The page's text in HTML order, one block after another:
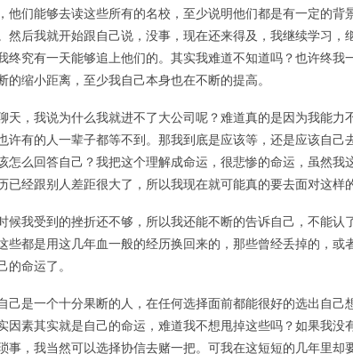
他们能够去读这些所有的名校，至少说明他们都是有一定的
然后我就开始跟自己说，没事，现在还来得及，我继续学习
终究有一天能够追上他们的。其实我难道不知道吗？也许终
的缩小距离，至少我自己本身也在不断的提高。
天，我说为什么我就进不了大公司呢？难道真的是因为我能
许有的人一辈子都等不到。那我到底是应该等，还是应该自己
怎么回答自己？我把这个理解成命运，很悲惨的命运，虽然
已经跟别人差距很大了，所以我现在就可能真的要去面对这样
候我受到的挫折还不够，所以我还能不断的告诉自己，不能
些都是用这几年血一般的经历换回来的，那些曾经丢掉的，
的命运了。
己是一个十分果断的人，在任何选择面前都能很好的选出自
因素其实就是自己的命运，难道我不想甩掉这些吗？如果我
事，我当然可以选择协信去赌一把。可我在这短短的几年里